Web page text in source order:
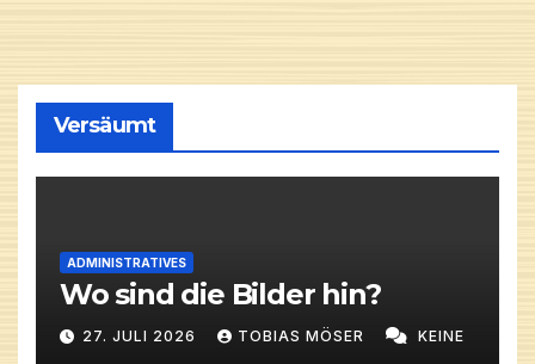
Versäumt
ADMINISTRATIVES
Wo sind die Bilder hin?
27. JULI 2026 TOBIAS MÖSER KEINE